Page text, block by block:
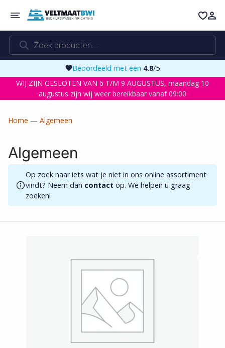
naar
de
inhoud
Producten
zoeken
Vragen? Neem
WIJ ZIJN GESLOTEN VAN 6 T/M 9 AUGUSTUS, maandag 10
augustus zijn wij weer bereikbaar vanaf 09:00
Home —Algemeen
Algemeen
Op zoek naar iets wat je niet in ons online assortiment
vindt? Neem dan contact op. We helpen u graag
zoeken!